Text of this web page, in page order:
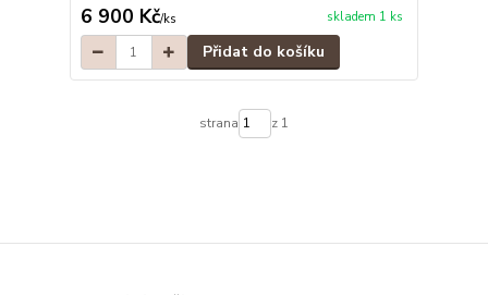
6 900 Kč/ks skladem 1 ks
Přidat do košíku
strana z 1